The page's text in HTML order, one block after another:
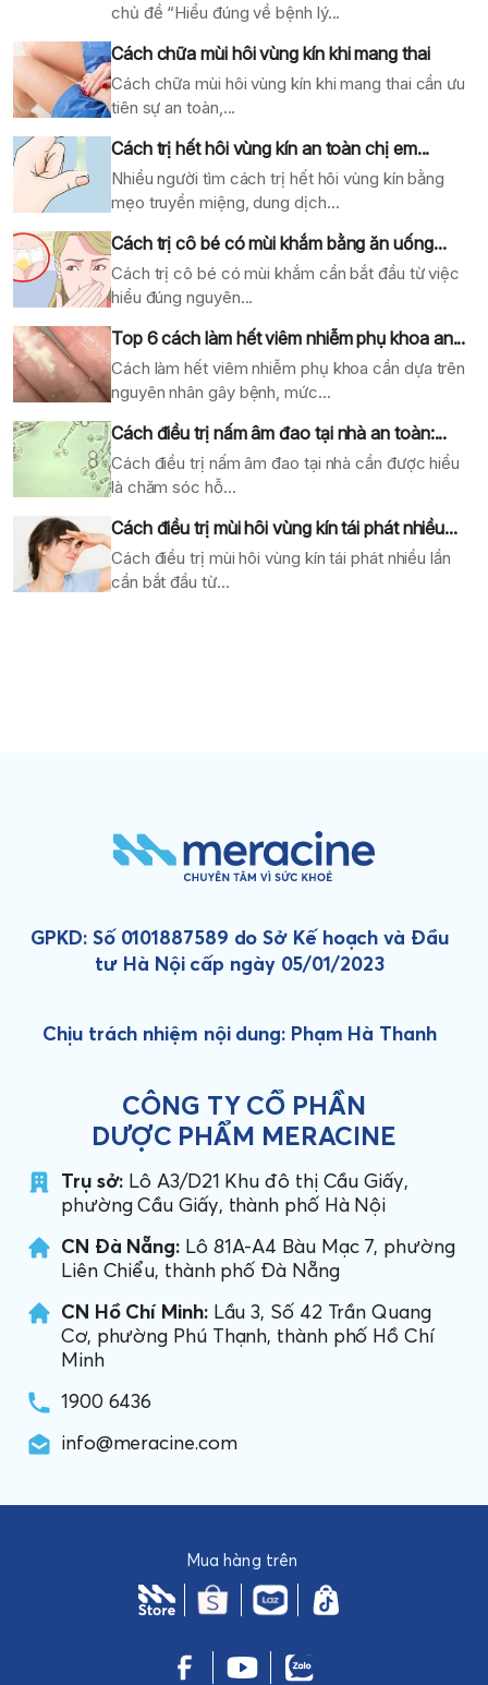
chủ đề “Hiểu đúng về bệnh lý...
Cách chữa mùi hôi vùng kín khi mang thai
Cách chữa mùi hôi vùng kín khi mang thai cần ưu
tiên sự an toàn,...
Cách trị hết hôi vùng kín an toàn chị em...
Nhiều người tìm cách trị hết hôi vùng kín bằng
mẹo truyền miệng, dung dịch...
Cách trị cô bé có mùi khắm bằng ăn uống...
Cách trị cô bé có mùi khắm cần bắt đầu từ việc
hiểu đúng nguyên...
Top 6 cách làm hết viêm nhiễm phụ khoa an...
Cách làm hết viêm nhiễm phụ khoa cần dựa trên
nguyên nhân gây bệnh, mức...
Cách điều trị nấm âm đao tại nhà an toàn:...
Cách điều trị nấm âm đao tại nhà cần được hiểu
là chăm sóc hỗ...
Cách điều trị mùi hôi vùng kín tái phát nhiều...
Cách điều trị mùi hôi vùng kín tái phát nhiều lần
cần bắt đầu từ...
GPKD: Số 0101887589 do Sở Kế hoạch và Đầu
tư Hà Nội cấp ngày 05/01/2023
Chịu trách nhiệm nội dung: Phạm Hà Thanh
CÔNG TY CỔ PHẦN
DƯỢC PHẨM MERACINE
Trụ sở: Lô A3/D21 Khu đô thị Cầu Giấy,
phường Cầu Giấy, thành phố Hà Nội
CN Đà Nẵng: Lô 81A-A4 Bàu Mạc 7, phường
Liên Chiểu, thành phố Đà Nẵng
CN Hồ Chí Minh:Lầu 3, Số 42 Trần Quang
Cơ, phường Phú Thạnh, thành phố Hồ Chí
Minh
1900 6436
info@meracine.com
Mua hàng trên